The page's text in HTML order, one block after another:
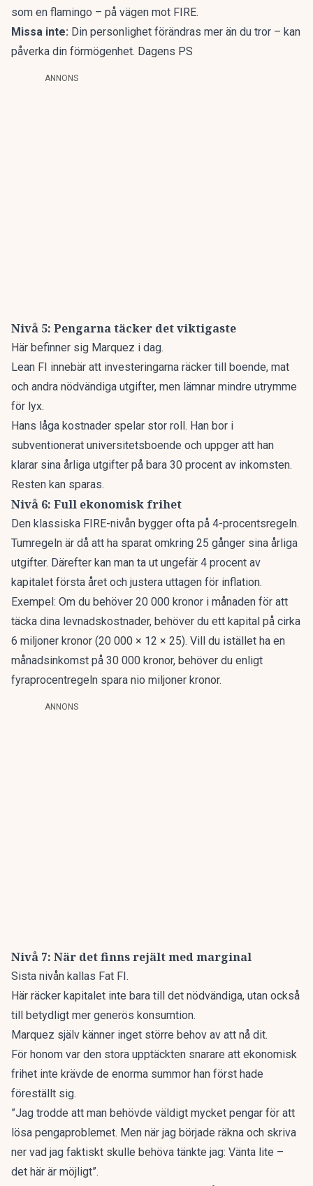
som en flamingo – på vägen mot FIRE.
Missa inte: Din personlighet förändras mer än du tror – kan
påverka din förmögenhet. Dagens PS
ANNONS
Nivå 5: Pengarna täcker det viktigaste
Här befinner sig Marquez i dag.
Lean FI innebär att investeringarna räcker till boende, mat
och andra nödvändiga utgifter, men lämnar mindre utrymme
för lyx.
Hans låga kostnader spelar stor roll. Han bor i
subventionerat universitetsboende och uppger att han
klarar sina årliga utgifter på bara 30 procent av inkomsten.
Resten kan sparas.
Nivå 6: Full ekonomisk frihet
Den klassiska FIRE-nivån bygger ofta på 4-procentsregeln.
Tumregeln är då att ha sparat omkring 25 gånger sina årliga
utgifter. Därefter kan man ta ut ungefär 4 procent av
kapitalet första året och justera uttagen för inflation.
Exempel: Om du behöver 20 000 kronor i månaden för att
täcka dina levnadskostnader, behöver du ett kapital på cirka
6 miljoner kronor (20 000 × 12 × 25). Vill du istället ha en
månadsinkomst på 30 000 kronor, behöver du enligt
fyraprocentregeln spara nio miljoner kronor.
ANNONS
Nivå 7: När det finns rejält med marginal
Sista nivån kallas Fat FI.
Här räcker kapitalet inte bara till det nödvändiga, utan också
till betydligt mer generös konsumtion.
Marquez själv känner inget större behov av att nå dit.
För honom var den stora upptäckten snarare att ekonomisk
frihet inte krävde de enorma summor han först hade
föreställt sig.
”Jag trodde att man behövde väldigt mycket pengar för att
lösa pengaproblemet. Men när jag började räkna och skriva
ner vad jag faktiskt skulle behöva tänkte jag: Vänta lite –
det här är möjligt”.